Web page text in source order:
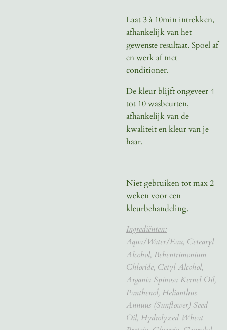
Laat 3 à 10min intrekken,
afhankelijk van het
gewenste resultaat. Spoel af
en werk af met
conditioner.
De kleur blijft ongeveer 4
tot 10 wasbeurten,
afhankelijk van de
kwaliteit en kleur van je
haar.
Niet gebruiken tot max 2
weken voor een
kleurbehandeling.
Ingrediënten:
Aqua/Water/Eau, Cetearyl
Alcohol, Behentrimonium
Chloride, Cetyl Alcohol,
Argania Spinosa Kernel Oil,
Panthenol, Helianthus
Annuus (Sunflower) Seed
Oil, Hydrolyzed Wheat